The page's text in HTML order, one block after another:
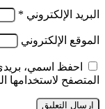
البريد الإلكتروني *
الموقع الإلكتروني
احفظ اسمي، بريدي
المتصفح لاستخدامها